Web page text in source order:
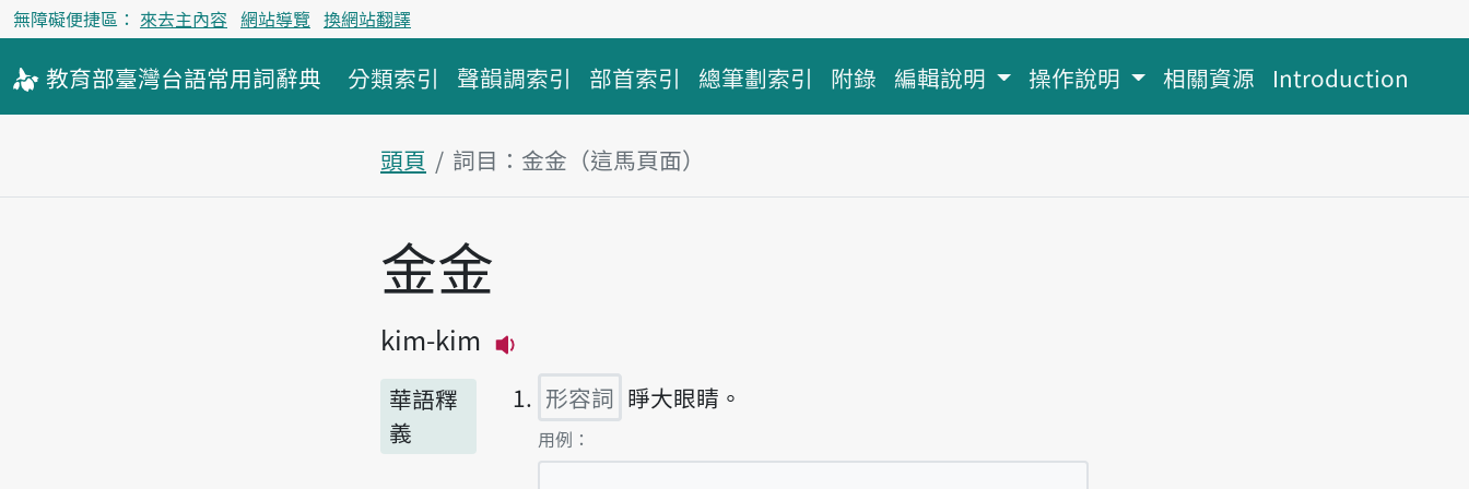
無障礙便捷區： 來去主內容 網站導覽 換網站翻譯
教育部臺灣台語常用詞辭典 分類索引 聲韻調索引 部首索引 總筆劃索引 附錄 編輯說明 操作說明 相關資源 Introduction
頭頁 詞目：金金（這馬頁面）
主內容區
金金
kim-kim
華語釋
義
形容詞 睜大眼睛。
第1項釋義的
用例：